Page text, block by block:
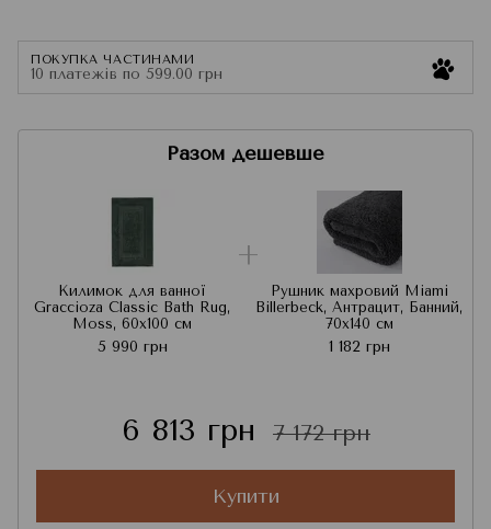
ПОКУПКА ЧАСТИНАМИ
10 платежів по 599.00 грн
Разом дешевше
Килимок для ванної
Graccioza Classic Bath Rug,
Moss, 60x100 см
5 990 грн
Рушник махровий Miami
Billerbeck, Антрацит, Банний,
70x140 см
1 182 грн
6 813 грн 7 172 грн
Купити